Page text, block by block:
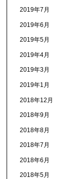
2019年7月
2019年6月
2019年5月
2019年4月
2019年3月
2019年1月
2018年12月
2018年9月
2018年8月
2018年7月
2018年6月
2018年5月